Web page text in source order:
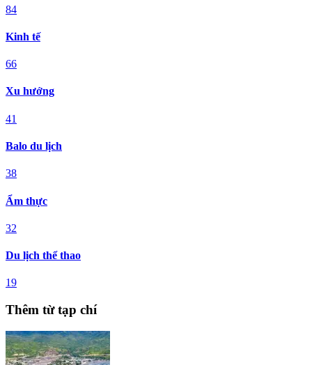
84
Kinh tế
66
Xu hướng
41
Balo du lịch
38
Ẩm thực
32
Du lịch thể thao
19
Thêm từ tạp chí